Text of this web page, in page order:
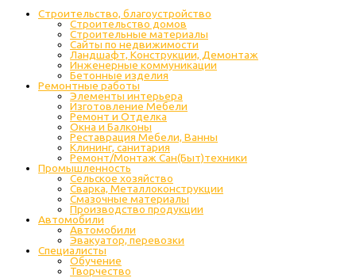
Строительство, благоустройство
Строительство домов
Строительные материалы
Сайты по недвижимости
Ландшафт, Конструкции, Демонтаж
Инженерные коммуникации
Бетонные изделия
Ремонтные работы
Элементы интерьера
Изготовление Мебели
Ремонт и Отделка
Окна и Балконы
Реставрация Мебели, Ванны
Клининг, санитария
Ремонт/Монтаж Сан(Быт)техники
Промышленность
Cельское хозяйство
Сварка, Металлоконструкции
Cмазочные материалы
Производство продукции
Автомобили
Автомобили
Эвакуатор, перевозки
Специалисты
Обучение
Творчество